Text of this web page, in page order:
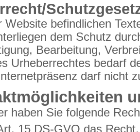
Website befindlichen
dem Schutz
Bearbeitung,
Urheber­rechtes bedarf
darf nicht
haben Sie folgende
15 DS-GVO das